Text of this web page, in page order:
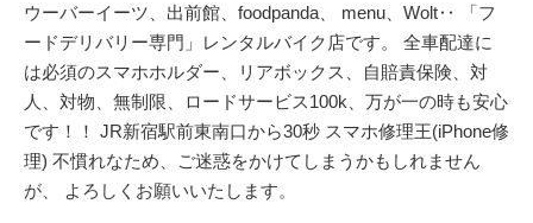
ウーバーイーツ、出前館、foodpanda、 menu、Wolt‥ 「フ
ードデリバリー専門」レンタルバイク店です。 全車配達に
は必須のスマホホルダー、リアボックス、自賠責保険、対
人、対物、無制限、ロードサービス100k、万が一の時も安心
です！！ JR新宿駅前東南口から30秒 スマホ修理王(iPhone修
理) 不慣れなため、ご迷惑をかけてしまうかもしれません
が、 よろしくお願いいたします。